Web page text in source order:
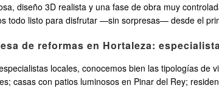
diseño 3D realista y una fase de obra muy
todo listo para disfrutar —sin sorpresas— desde el
de reformas en Hortaleza:
locales, conocemos bien las tipologías de
casas con patios luminosos en Pinar del Rey;